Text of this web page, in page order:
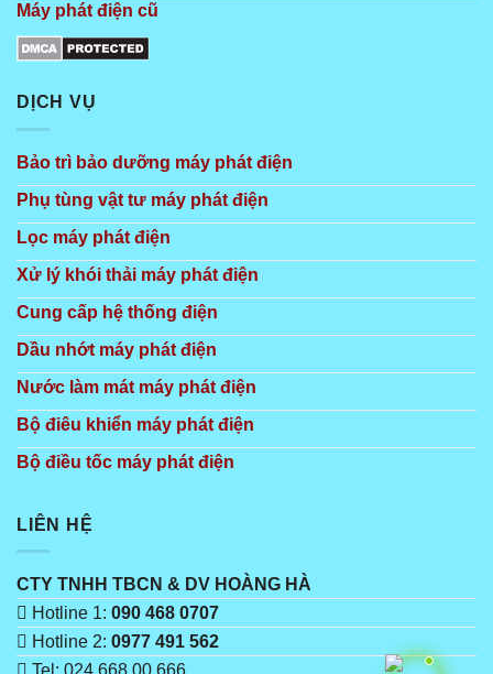
Máy phát điện cũ
DỊCH VỤ
Bảo trì bảo dưỡng máy phát điện
Phụ tùng vật tư máy phát điện
Lọc máy phát điện
Xử lý khói thải máy phát điện
Cung cấp hệ thống điện
Dầu nhớt máy phát điện
Nước làm mát máy phát điện
Bộ điêu khiển máy phát điện
Bộ điều tốc máy phát điện
LIÊN HỆ
CTY TNHH TBCN & DV HOÀNG HÀ
Hotline 1: 090 468 0707
Hotline 2: 0977 491 562